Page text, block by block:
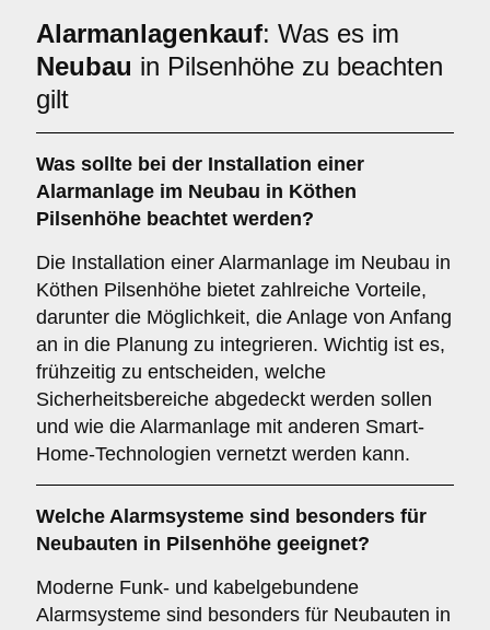
Alarmanlagenkauf: Was es im
Neubau in Pilsenhöhe zu beachten
gilt
Was sollte bei der Installation einer
Alarmanlage im Neubau in Köthen
Pilsenhöhe beachtet werden?
Die Installation einer Alarmanlage im Neubau in
Köthen Pilsenhöhe bietet zahlreiche Vorteile,
darunter die Möglichkeit, die Anlage von Anfang
an in die Planung zu integrieren. Wichtig ist es,
frühzeitig zu entscheiden, welche
Sicherheitsbereiche abgedeckt werden sollen
und wie die Alarmanlage mit anderen Smart-
Home-Technologien vernetzt werden kann.
Welche Alarmsysteme sind besonders für
Neubauten in Pilsenhöhe geeignet?
Moderne Funk- und kabelgebundene
Alarmsysteme sind besonders für Neubauten in